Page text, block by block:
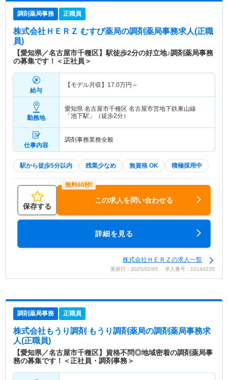
調剤薬局事務 正職員
株式会社ＨＥＲＺ むすび薬局の調剤薬局事務求人(正職
員)
【愛知県／名古屋市千種区】駅徒歩2分の好立地♪調剤薬局事務
の募集です！＜正社員＞
給与
【モデル月収】 17.0万円～
勤務地
愛知県 名古屋市千種区 名古屋市営地下鉄東山線
「池下駅」（徒歩2分）
仕事内容
調剤事務業務全般
駅から徒歩5分以内 残業少なめ 無資格 OK 積極採用中
保存する
この求人を問い合わせる
詳細を見る
株式会社ＨＥＲＺの求人一覧
更新日：2025/02/05 求人番号：10144235
調剤薬局事務 正職員
株式会社もうり調剤 もうり調剤薬局の調剤薬局事務求
人(正職員)
【愛知県／名古屋市千種区】資格不問◎地域密着の調剤薬局事
務の募集です！＜正社員・調剤事務＞